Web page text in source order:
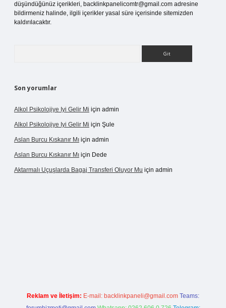
düşündüğünüz içerikleri, backlinkpanelicomtr@gmail.com adresine
bildirmeniz halinde, ilgili içerikler yasal süre içerisinde sitemizden
kaldırılacaktır.
Son yorumlar
Alkol Psikolojiye Iyi Gelir Mi için admin
Alkol Psikolojiye Iyi Gelir Mi için Şule
Aslan Burcu Kıskanır Mı için admin
Aslan Burcu Kıskanır Mı için Dede
Aktarmalı Uçuşlarda Bagaj Transferi Oluyor Mu için admin
Reklam ve İletişim: E-mail: backlinkpaneli@gmail.com Teams: